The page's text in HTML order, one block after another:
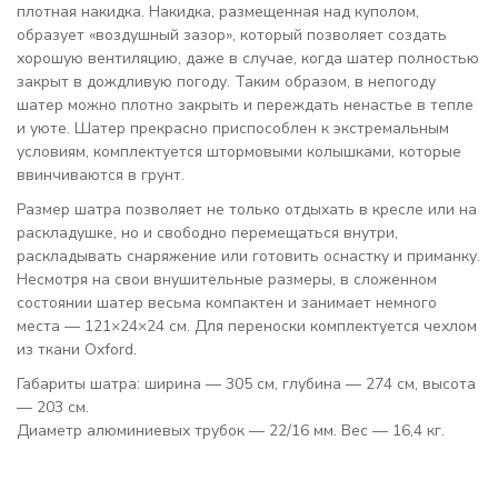
плотная накидка. Накидка, размещенная над куполом,
образует «воздушный зазор», который позволяет создать
хорошую вентиляцию, даже в случае, когда шатер полностью
закрыт в дождливую погоду. Таким образом, в непогоду
шатер можно плотно закрыть и переждать ненастье в тепле
и уюте. Шатер прекрасно приспособлен к экстремальным
условиям, комплектуется штормовыми колышками, которые
ввинчиваются в грунт.
Размер шатра позволяет не только отдыхать в кресле или на
раскладушке, но и свободно перемещаться внутри,
раскладывать снаряжение или готовить оснастку и приманку.
Несмотря на свои внушительные размеры, в сложенном
состоянии шатер весьма компактен и занимает немного
места — 121×24×24 см. Для переноски комплектуется чехлом
из ткани Oxford.
Габариты шатра: ширина — 305 см, глубина — 274 см, высота
— 203 см.
Диаметр алюминиевых трубок — 22/16 мм. Вес — 16,4 кг.